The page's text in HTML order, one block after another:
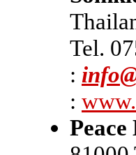
Tel.
:
: